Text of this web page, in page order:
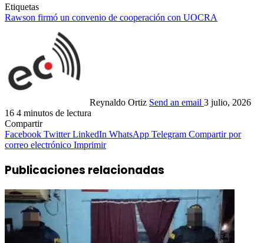
Etiquetas
Rawson firmó un convenio de cooperación con UOCRA
Reynaldo Ortiz Send an email 3 julio, 2026
16 4 minutos de lectura
Compartir
Facebook Twitter LinkedIn WhatsApp Telegram Compartir por
correo electrónico Imprimir
Publicaciones relacionadas